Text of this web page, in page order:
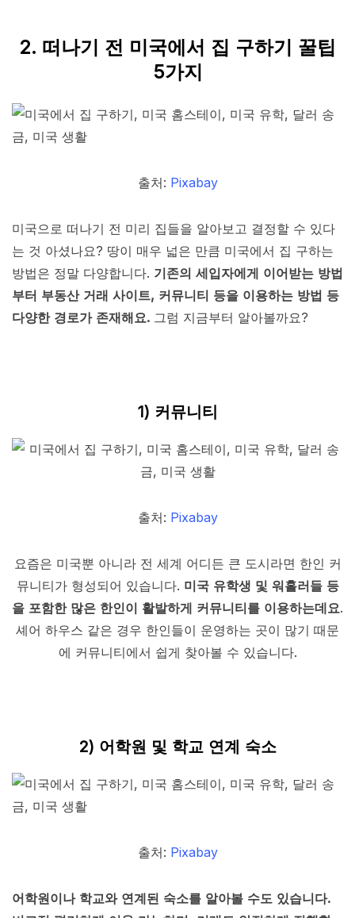
2. 떠나기 전 미국에서 집 구하기 꿀팁
5가지
출처: Pixabay
미국으로 떠나기 전 미리 집들을 알아보고 결정할 수 있다
는 것 아셨나요? 땅이 매우 넓은 만큼 미국에서 집 구하는
방법은 정말 다양합니다. 기존의 세입자에게 이어받는 방법
부터 부동산 거래 사이트, 커뮤니티 등을 이용하는 방법 등
다양한 경로가 존재해요. 그럼 지금부터 알아볼까요?
1) 커뮤니티
출처: Pixabay
요즘은 미국뿐 아니라 전 세계 어디든 큰 도시라면 한인 커
뮤니티가 형성되어 있습니다. 미국 유학생 및 워홀러들 등
을 포함한 많은 한인이 활발하게 커뮤니티를 이용하는데요.
셰어 하우스 같은 경우 한인들이 운영하는 곳이 많기 때문
에 커뮤니티에서 쉽게 찾아볼 수 있습니다.
2) 어학원 및 학교 연계 숙소
출처: Pixabay
어학원이나 학교와 연계된 숙소를 알아볼 수도 있습니다.